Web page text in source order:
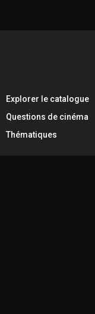
Explorer le catalogue
Questions de cinéma
Thématiques